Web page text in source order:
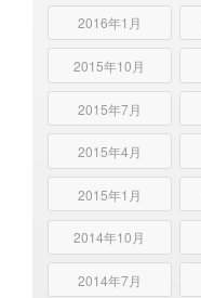
2016年1月
2015年10月
2015年7月
2015年4月
2015年1月
2014年10月
2014年7月